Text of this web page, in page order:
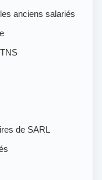
anciens salariés
de SARL